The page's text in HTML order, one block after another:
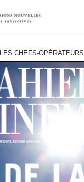
LES CHEFS-OPÉRATEURS